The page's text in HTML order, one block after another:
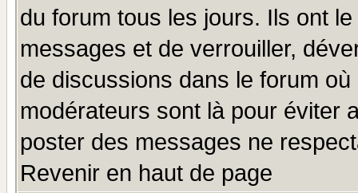
du forum tous les jours. Ils ont
messages et de verrouiller,
de discussions dans le forum
modérateurs sont là pour éviter
poster des messages ne
Revenir en haut de page